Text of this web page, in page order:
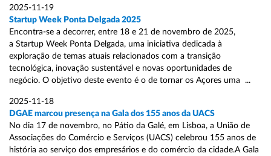
2025-11-19
Startup Week Ponta Delgada 2025
Encontra-se a decorrer, entre 18 e 21 de novembro de 2025,
a Startup Week Ponta Delgada, uma iniciativa dedicada à
exploração de temas atuais relacionados com a transição
tecnológica, inovação sustentável e novas oportunidades de
negócio. O objetivo deste evento é o de tornar os Açores uma ...
2025-11-18
DGAE marcou presença na Gala dos 155 anos da UACS
No dia 17 de novembro, no Pátio da Galé, em Lisboa, a União de
Associações do Comércio e Serviços (UACS) celebrou 155 anos de
história ao serviço dos empresários e do comércio da cidade.A Gala